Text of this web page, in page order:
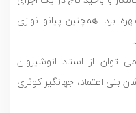
برد. همچنین پیانو نوازی
توان از استاد انوشیروان
بنی اعتماد، جهانگیر کوثری